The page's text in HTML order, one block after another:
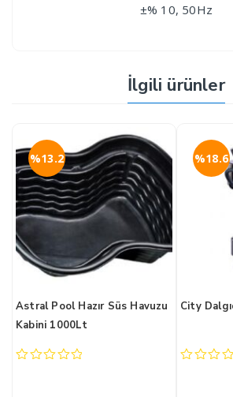
±% 10, 50Hz
İlgili ürünler
Astral Pool Hazır Süs Havuzu
Kabini 1000Lt
%13.2
City
%18.6